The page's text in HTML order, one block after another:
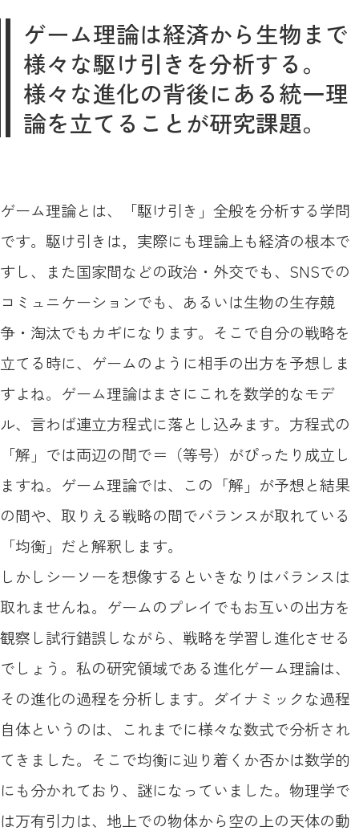
ゲーム理論は経済から生物まで
様々な駆け引きを分析する。
様々な進化の背後にある統一理
論を立てることが研究課題。
ゲーム理論とは、「駆け引き」全般を分析する学問
です。駆け引きは，実際にも理論上も経済の根本で
すし、また国家間などの政治・外交でも、SNSでの
コミュニケーションでも、あるいは生物の生存競
争・淘汰でもカギになります。そこで自分の戦略を
立てる時に、ゲームのように相手の出方を予想しま
すよね。ゲーム理論はまさにこれを数学的なモデ
ル、言わば連立方程式に落とし込みます。方程式の
「解」では両辺の間で＝（等号）がぴったり成立し
ますね。ゲーム理論では、この「解」が予想と結果
の間や、取りえる戦略の間でバランスが取れている
「均衡」だと解釈します。
しかしシーソーを想像するといきなりはバランスは
取れませんね。ゲームのプレイでもお互いの出方を
観察し試行錯誤しながら、戦略を学習し進化させる
でしょう。私の研究領域である進化ゲーム理論は、
その進化の過程を分析します。ダイナミックな過程
自体というのは、これまでに様々な数式で分析され
てきました。そこで均衡に辿り着くか否かは数学的
にも分かれており、謎になっていました。物理学で
は万有引力は、地上での物体から空の上の天体の動